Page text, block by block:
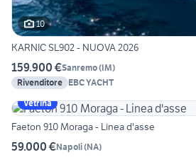
10
KARNIC SL902 - NUOVA 2026
159.900 €Sanremo(IM)
Rivenditore EBC YACHT
Vetrina
Faeton 910 Moraga - Linea d'asse
59.000 €Napoli(NA)